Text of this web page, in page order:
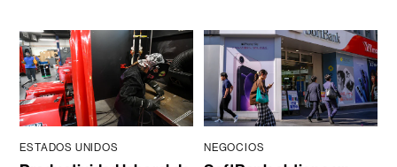
ESTADOS UNIDOS NEGOCIOS